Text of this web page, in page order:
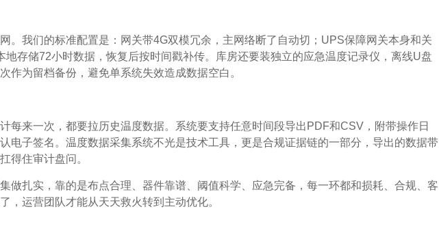
。我们的标准配置是：网关带4G双模冗余，主网络断了自动切；UPS保障网关本身和关
地存储72小时数据，恢复后按时间戳补传。库房还要装独立的应急温度记录仪，离线U盘
作为留档备份，避免单系统失效造成数据空白。
每来一次，都要拉历史温度数据。系统要支持任意时间段导出PDF和CSV，附带操作日
电子签名。温度数据采集系统不光是技术工具，更是合规证据链的一部分，导出的数据带
得住审计盘问。
做扎实，靠的是布点合理、器件靠谱、阈值科学、应急完备，每一环都和损耗、合规、客
，运营团队才能从天天救火转到主动优化。